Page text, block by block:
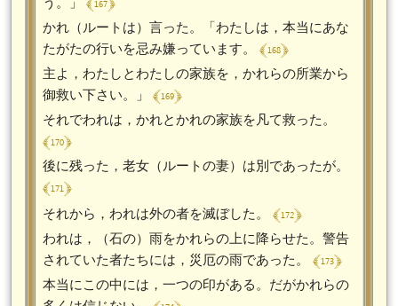
かれ（ルートは）言った。「わたしは，本当にあな
たがたの行いを忌み嫌っています。 ﴾ 168 ﴿
主よ，わたしとわたしの家族を，かれらの所業から
御救い下さい。」 ﴾ 169 ﴿
それでわれは，かれとかれの家族を凡て救った。
﴾ 170 ﴿
後に残った，老女（ルートの妻）は別であったが。
﴾ 171 ﴿
それから，われは外の者を滅ぼした。 ﴾ 172 ﴿
われは，（石の）雨をかれらの上に降らせた。警告
されていた者たちには，災厄の雨であった。 ﴾ 173 ﴿
本当にこの中には，一つの印がある。だがかれらの